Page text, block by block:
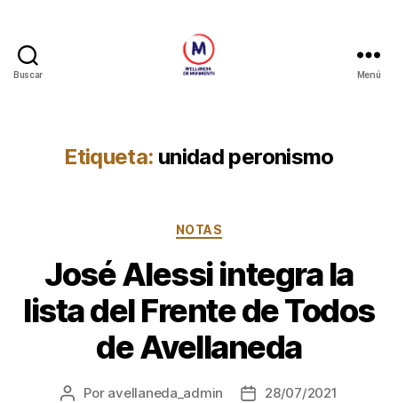
Buscar Menú
Etiqueta: unidad peronismo
Categorías
NOTAS
José Alessi integra la
lista del Frente de Todos
de Avellaneda
Autor
Por avellaneda_admin
Fecha28/07/2021